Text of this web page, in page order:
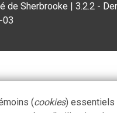
de Sherbrooke |3.2.2 -
03
(cookies) essentiels